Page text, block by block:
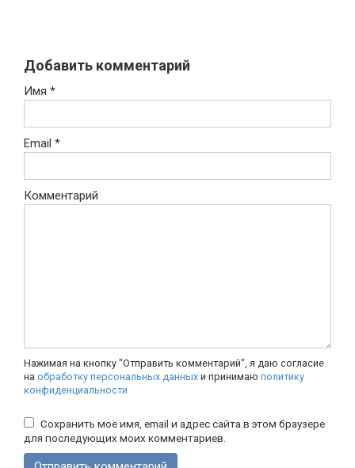
Добавить комментарий
Имя *
Email *
Комментарий
Нажимая на кнопку "Отправить комментарий", я даю согласие
на обработку персональных данных и принимаю политику
конфиденциальности
Сохранить моё имя, email и адрес сайта в этом браузере
для последующих моих комментариев.